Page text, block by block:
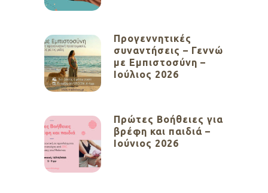
Προγεννητικές
συναντήσεις – Γεννώ
με Εμπιστοσύνη –
Ιούλιος 2026
Πρώτες Βοήθειες για
βρέφη και παιδιά –
Ιούνιος 2026